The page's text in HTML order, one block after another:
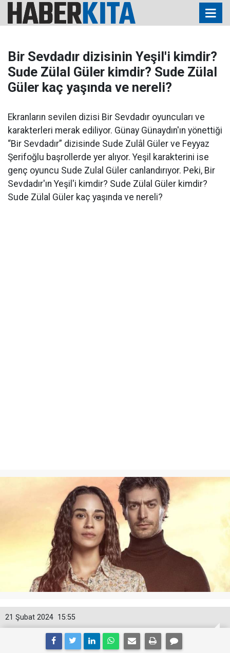
Bir Sevdadır dizisinin Yeşil'i kimdir?
Sude Zülal Güler kimdir? Sude Zülal
Güler kaç yaşında ve nereli?
Ekranların sevilen dizisi Bir Sevdadır oyuncuları ve
karakterleri merak ediliyor. Günay Günaydın'ın yönettiği
“Bir Sevdadır” dizisinde Sude Zulâl Güler ve Feyyaz
Şerifoğlu başrollerde yer alıyor. Yeşil karakterini ise
genç oyuncu Sude Zulal Güler canlandırıyor. Peki, Bir
Sevdadır'ın Yeşil'i kimdir? Sude Zülal Güler kimdir?
Sude Zülal Güler kaç yaşında ve nereli?
15:55
21 Şubat 2024